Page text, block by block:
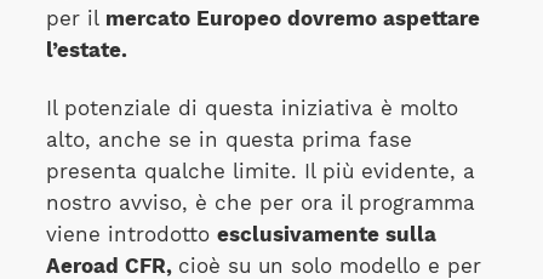
per il mercato Europeo dovremo aspettare
l’estate.
Il potenziale di questa iniziativa è molto
alto, anche se in questa prima fase
presenta qualche limite. Il più evidente, a
nostro avviso, è che per ora il programma
viene introdotto esclusivamente sulla
Aeroad CFR, cioè su un solo modello e per